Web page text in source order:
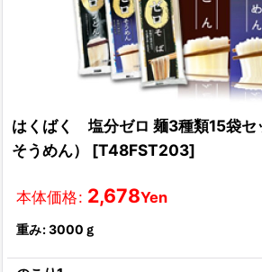
はくばく 塩分ゼロ 麺3種類15袋セ
そうめん）
[T48FST203]
本体価格: 2,678Yen
重み:3000ｇ